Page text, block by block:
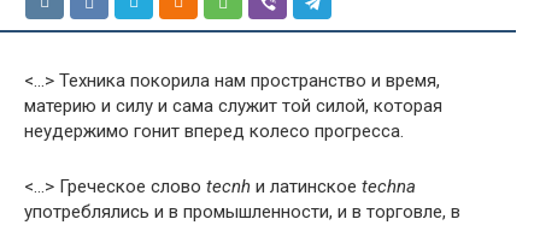
<…> Техника покорила нам пространство и время,
материю и силу и сама служит той силой, которая
неудержимо гонит вперед колесо прогресса.
<…> Греческое слово tecnh и латинское techna
употреблялись и в промышленности, и в торговле, в